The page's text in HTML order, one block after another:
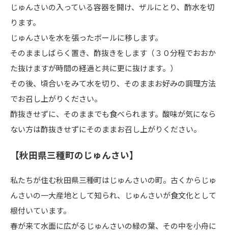
じゅんさいの入っている容器を開け、ザルにとり、酢水を切
ります。
じゅんさいを水を張ったボールに移します。
そのまましばらく置き、酢抜きをします（３０分程でおおか
た抜けますが時間の経過と共に更に抜けます。）
その後、頃合いをみて水を切り、そのままお好みの調理方法
でお召し上がりください。
酢抜きせずに、そのままでも食べられます。酸味が気になら
ない方は酢抜きせずにそのままお召し上がりください。
【秋田県三種町のじゅんさい】
私たちが住む秋田県三種町はじゅんさいの町。古くからじゅ
んさいの一大産地として知られ、じゅんさいが食文化として
根付いています。
春が来て水面に広がるじゅんさいの緑の葉、その中を小舟に